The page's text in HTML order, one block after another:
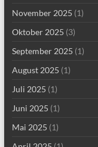
November 2025 (1)
Oktober 2025 (3)
September 2025 (1)
August 2025 (1)
Juli 2025 (1)
Juni 2025 (1)
Mai 2025 (1)